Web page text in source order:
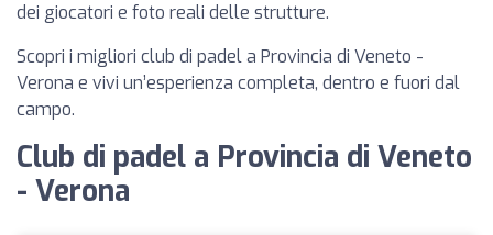
dei giocatori e foto reali delle strutture.
Scopri i migliori club di padel a Provincia di Veneto -
Verona e vivi un’esperienza completa, dentro e fuori dal
campo.
Club di padel a Provincia di Veneto
- Verona